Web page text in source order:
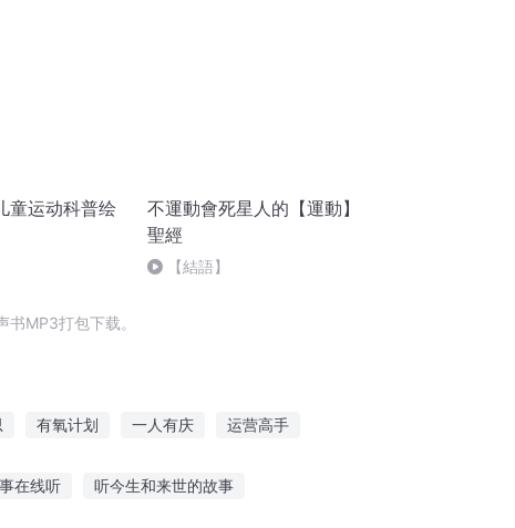
童运动科普绘
不運動會死星人的【運動】
聖經
【結語】
MP3打包下载。
有氧计划 一人有庆 运营高手
在线听 听今生和来世的故事